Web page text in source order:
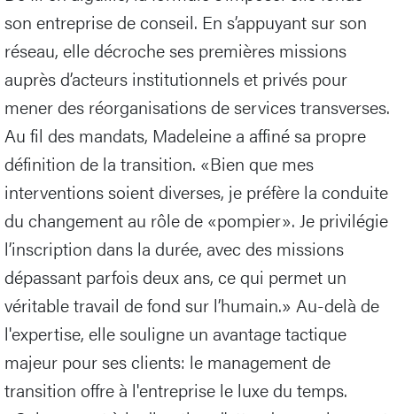
son entreprise de conseil. En s’appuyant sur son
réseau, elle décroche ses premières missions
auprès d’acteurs institutionnels et privés pour
mener des réorganisations de services transverses.
Au fil des mandats, Madeleine a affiné sa propre
définition de la transition. «Bien que mes
interventions soient diverses, je préfère la conduite
du changement au rôle de «pompier». Je privilégie
l’inscription dans la durée, avec des missions
dépassant parfois deux ans, ce qui permet un
véritable travail de fond sur l’humain.» Au-delà de
l'expertise, elle souligne un avantage tactique
majeur pour ses clients: le management de
transition offre à l'entreprise le luxe du temps.